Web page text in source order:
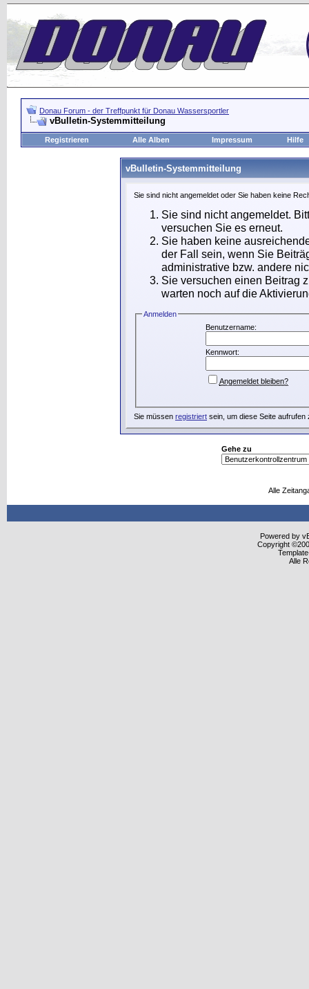
Donau Forum - der Treffpunkt für Donau Wassersportler
vBulletin-Systemmitteilung
Registrieren Alle Alben Impressum Hilfe
vBulletin-Systemmitteilung
Sie sind nicht angemeldet oder Sie haben keine
Sie sind nicht angemeldet.
versuchen Sie es erneut.
Sie haben keine
der Fall sein, wenn Sie
administrative bzw. andere
Sie versuchen einen Beitrag
warten noch auf die
Anmelden
Benutzername:
Kennwort:
Angemeldet bleiben?
Sie müssen registriert sein, um diese Seite aufrufen
Gehe zu
Alle
Powered by
Copyright
Alle